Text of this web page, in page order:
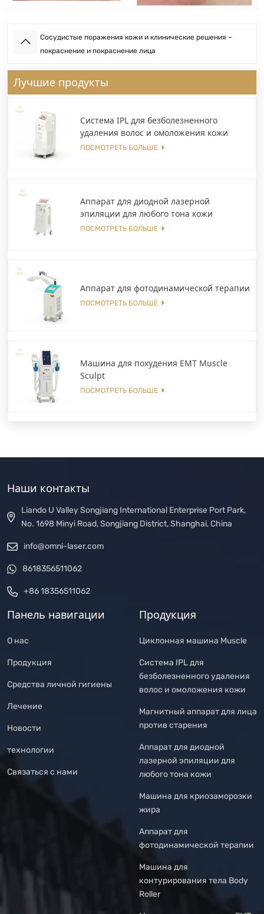
Сосудистые поражения кожи и клинические решения –
покраснение и покраснение лица
Лучшие продукты
Система IPL для безболезненного
удаления волос и омоложения кожи
ПОСМОТРЕТЬ БОЛЬШЕ
Аппарат для диодной лазерной
эпиляции для любого тона кожи
ПОСМОТРЕТЬ БОЛЬШЕ
Аппарат для фотодинамической терапии
ПОСМОТРЕТЬ БОЛЬШЕ
Машина для похудения EMT Muscle
Sculpt
ПОСМОТРЕТЬ БОЛЬШЕ
Наши контакты
Liando U Valley Songjiang International Enterprise Port Park,
No. 1698 Minyi Road, Songjiang District, Shanghai, China
info@omni-laser.com
8618356511062
+86 18356511062
Панель навигации
О нас
Продукция
Средства личной гигиены
Лечение
Новости
технологии
Связаться с нами
Продукция
Циклонная машина Muscle
Система IPL для
безболезненного удаления
волос и омоложения кожи
Магнитный аппарат для лица
против старения
Аппарат для диодной
лазерной эпиляции для
любого тона кожи
Машина для криозаморозки
жира
Аппарат для
фотодинамической терапии
Машина для
контурирования тела Body
Roller